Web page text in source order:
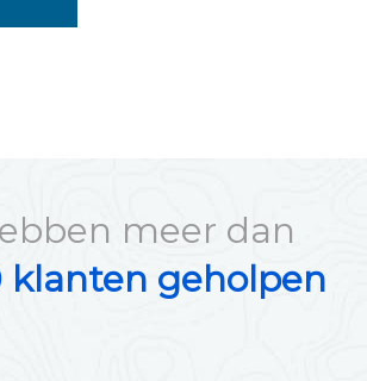
meer dan
klanten geholpen